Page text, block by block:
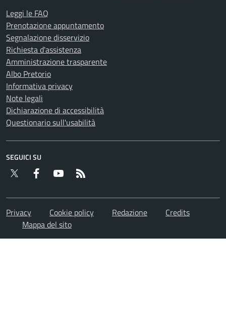
Leggi le FAQ
Prenotazione appuntamento
Segnalazione disservizio
Richiesta d'assistenza
Amministrazione trasparente
Albo Pretorio
Informativa privacy
Note legali
Dichiarazione di accessibilità
Questionario sull'usabilità
SEGUICI SU
Twitter Facebook YouTube
Privacy Cookie policy Redazione
Credits
Mappa del sito